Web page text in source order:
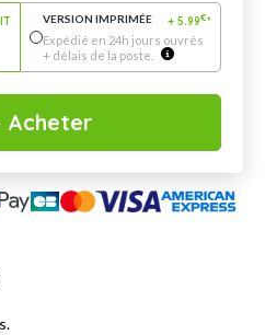
VERSION IMPRIMÉE + 5.99€*
Expédié en 24h jours ouvrés
+ délais de la poste.
Acheter